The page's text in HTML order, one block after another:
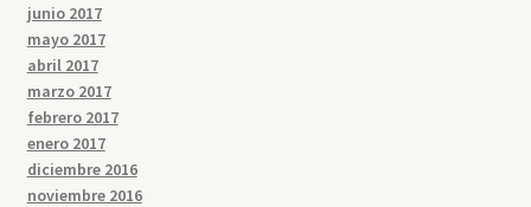
junio 2017
mayo 2017
abril 2017
marzo 2017
febrero 2017
enero 2017
diciembre 2016
noviembre 2016